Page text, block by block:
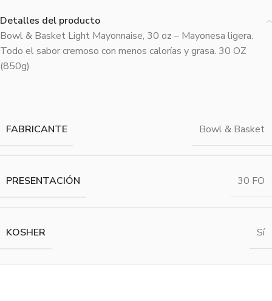
Detalles del producto
Bowl & Basket Light Mayonnaise, 30 oz – Mayonesa ligera.
Todo el sabor cremoso con menos calorías y grasa. 30 OZ
(850g)
FABRICANTE Bowl & Basket
PRESENTACIÓN 30 FO
KOSHER Sí